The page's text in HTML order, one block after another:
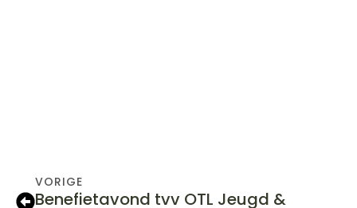
VORIGE
Benefietavond tvv OTL Jeugd &